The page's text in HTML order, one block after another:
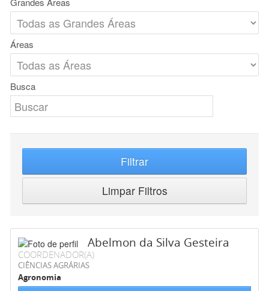
Áreas
Busca
Filtrar
Limpar Filtros
Abelmon da Silva Gesteira
COORDENADOR(A)
CIÊNCIAS AGRÁRIAS
Agronomia